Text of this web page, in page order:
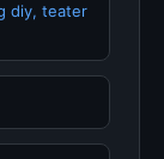
diy, teater